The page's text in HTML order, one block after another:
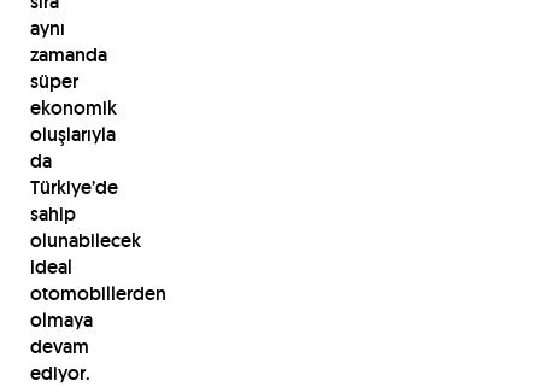
aynı
zamanda
süper
ekonomik
oluşlarıyla
da
Türkiye’de
sahip
olunabilecek
ideal
otomobillerden
olmaya
devam
ediyor.